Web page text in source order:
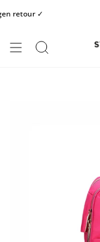
naar
retour ✓
ZOEKOPDRACHT